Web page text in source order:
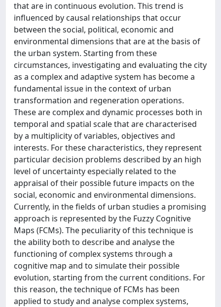
that are in continuous evolution. This trend is
influenced by causal relationships that occur
between the social, political, economic and
environmental dimensions that are at the basis of
the urban system. Starting from these
circumstances, investigating and evaluating the city
as a complex and adaptive system has become a
fundamental issue in the context of urban
transformation and regeneration operations.
These are complex and dynamic processes both in
temporal and spatial scale that are characterised
by a multiplicity of variables, objectives and
interests. For these characteristics, they represent
particular decision problems described by an high
level of uncertainty especially related to the
appraisal of their possible future impacts on the
social, economic and environmental dimensions.
Currently, in the fields of urban studies a promising
approach is represented by the Fuzzy Cognitive
Maps (FCMs). The peculiarity of this technique is
the ability both to describe and analyse the
functioning of complex systems through a
cognitive map and to simulate their possible
evolution, starting from the current conditions. For
this reason, the technique of FCMs has been
applied to study and analyse complex systems,